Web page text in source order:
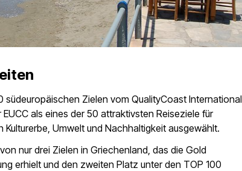
südeuropäischen Zielen vom QualityCoast International
als eines der 50 attraktivsten Reiseziele für
Kulturerbe, Umwelt und Nachhaltigkeit ausgewählt.
nur drei Zielen in Griechenland, das die Gold
erhielt und den zweiten Platz unter den TOP 100